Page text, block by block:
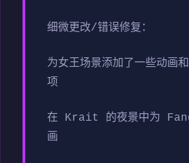
细微更改/错误修复：
为女王场景添加了一些动画
项
在 Krait 的夜景中为
画